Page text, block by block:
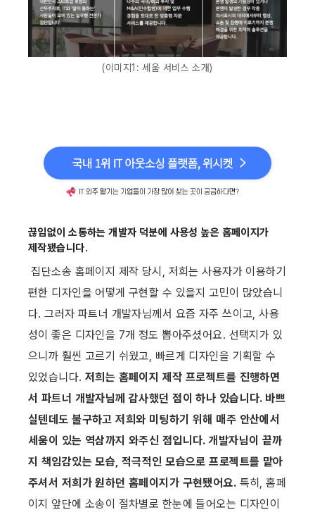
(이미지1: 세움 서비스 소개)
끊임없이 소통하는 개발자 덕분에 사용성 높은 홈페이지가
제작됐습니다.
편한 디자인을 어떻게 구현할 수 있을지 고민이 많았습니
다. 그러자 파트너 개발자님께서 요즘 자주 쓰이고, 사용
성이 좋은 디자인을 7개 정도 뽑아주셨어요. 선택지가 있
으니까 훨씬 고르기 쉬웠고, 빠르게 디자인을 기획할 수
있었습니다. 저희는 홈페이지 제작 프로젝트를 진행하면
서 파트너 개발자님께 감사했던 점이 하나 있습니다. 바쁘
실텐데도 불구하고 저희와 미팅하기 위해 매주 안산에서
세움이 있는 역삼까지 와주신 점입니다. 개발자님이 끝까
지 책임감있는 모습, 적극적인 모습으로 프로젝트를 맡아
주셔서 저희가 원하던 홈페이지가 구현됐어요. 특히, 홈페
이지 앞단에 소송이 절차별로 한눈에 들어오는 디자인이